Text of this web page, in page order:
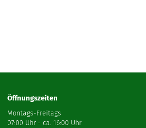
Öffnungszeiten
Montags-Freitags
07:00 Uhr - ca. 16:00 Uhr